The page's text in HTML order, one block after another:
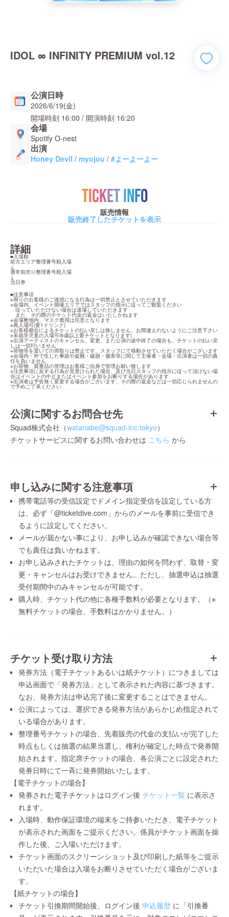
IDOL ∞ INFINITY PREMIUM vol.12
公演日時
2026/6/19(金)
開場時刻 16:00 / 開演時刻 16:20
会場
Spotify O-nest
出演
Honey Devil / myojou / #よーよーよー
TICKET INFO
販売情報
販売終了したチケットを表示
詳細
■入場順
前方エリア整理番号順入場
↓
通常前売り整理番号順入場
↓
当日券
■注意事項
※周りのお客様のご迷惑になる行為は一切禁止とさせていただきます
※会場内、イベント開催エリアではスタッフの指示に従ってご観覧ください
従っていただけない場合は退場していただきます
また、その際のチケット代金の返金はいたしかねます
※会場敷地内、マスク着用は任意となります
※再入場可(要1ドリンク)
※お客様都合によるチケットの払い戻しは致しません、お間違えのないようにご注意下さい
※未就学児童の入場可(6歳以上要チケットとなります)
※出演アーティストのキャンセル、変更、また公演の途中終了の場合も、チケットの払い戻
しは一切行いません
※荷物等を置いての席取りは禁止です、スタッフにて移動させていただく場合がございます
※会場内・外で生じた事故や盗難・破損・傷害等に関して主催者・会場・出演者は一切の責
任を負いません
※お荷物、貴重品の管理はお客様ご自身で管理お願い致します
※注意事項に反する行為が見受けられた場合、及び当日スタッフの指示に従って頂けない場
合はイベントの中止またはイベント参加をお断りする場合があります
※出演者は予告無く変更する場合がございます、その際の返金などは一切応じられませんの
で予めご了承ください
公演に関するお問合せ先
Squad株式会社（watanabe@squad-inc.tokyo）
チケットサービスに関するお問い合わせは こちら から
申し込みに関する注意事項
携帯電話等の受信設定でドメイン指定受信を設定している方
は、必ず「@ticketdive.com」からのメールを事前に受信でき
るように設定してください。
メールが届かない事により、お申し込みが確認できない場合等
でも責任は負いかねます。
お申し込みされたチケットは、理由の如何を問わず、取替・変
更・キャンセルはお受けできません。ただし、抽選申込は抽選
受付期間中のみキャンセルが可能です。
購入時、チケット代の他に各種手数料が必要となります。（※
無料チケットの場合、手数料はかかりません。）
チケット受け取り方法
発券方法（電子チケットあるいは紙チケット）につきましては
申込画面で「発券方法」として表示された内容に基づきます。
なお、発券方法は申込完了後に変更することはできません。
公演によっては、選択できる発券方法があらかじめ指定されて
いる場合があります。
整理番号チケットの場合、先着販売の代金の支払いが完了した
時点もしくは抽選の結果当選し、権利が確定した時点で発券開
始されます。指定席チケットの場合、各公演ごとに設定された
発券日時にて一斉に発券開始いたします。
【電子チケットの場合】
発券された電子チケットはログイン後 チケット一覧 に表示さ
れます。
入場時、動作保証環境の端末をご持参いただき、電子チケット
が表示された画面をご提示ください。係員がチケット画面を操
作した後、ご入場いただけます。
チケット画面のスクリーンショット及び印刷した紙等をご提示
いただいた場合は入場をお断りさせていただく場合がございま
す。
【紙チケットの場合】
チケット引換期間開始後、ログイン後 申込履歴 に「引換番